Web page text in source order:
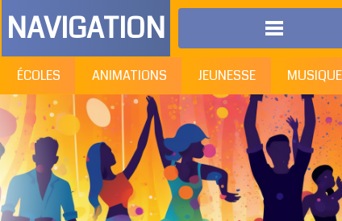
NAVIGATION
ÉCOLES ANIMATIONS JEUNESSE MUSIQUE